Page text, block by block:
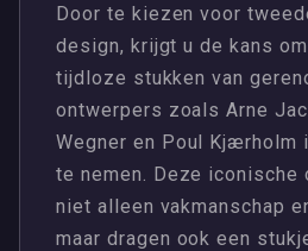
Door te kiezen voor
design, krijgt u de kans
tijdloze stukken van
ontwerpers zoals Arne
Wegner en Poul Kjærholm
te nemen. Deze iconische
niet alleen vakmanschap
maar dragen ook een